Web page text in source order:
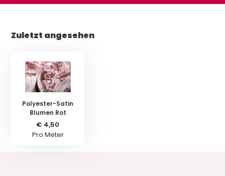
Zuletzt angesehen
Polyester-Satin
Blumen Rot
€ 4,50
Pro Meter